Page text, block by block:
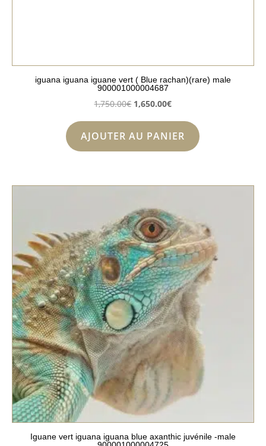
iguana iguana iguane vert ( Blue rachan)(rare) male
900001000004687
1,750.00€ Le
initial
était :
1,650.00€Le
actuel
est :
AJOUTER AU PANIER
Iguane vert iguana iguana blue axanthic juvénile -male